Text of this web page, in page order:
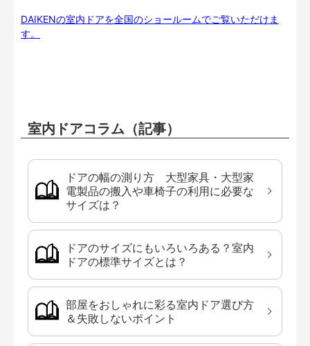
DAIKENの室内ドアを全国のショールームでご覧いただけま
す。
室内ドアコラム（記事）
ドアの幅の測り方 大型家具・大型家
電製品の搬入や車椅子の利用に必要な
サイズは？
ドアのサイズにもいろいろある？室内
ドアの標準サイズとは？
部屋をおしゃれに彩る室内ドア選び方
＆失敗しないポイント